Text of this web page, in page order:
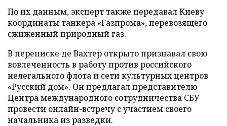
По их данным, эксперт также передавал Киеву
координаты танкера «Газпрома», перевозящего
сжиженный природный газ.
В переписке де Вахтер открыто признавал свою
вовлеченность в работу против российского
нелегального флота и сети культурных центров
«Русский дом». Он предлагал представителю
Центра международного сотрудничества СБУ
провести онлайн-встречу с участием своего
начальника из разведки.